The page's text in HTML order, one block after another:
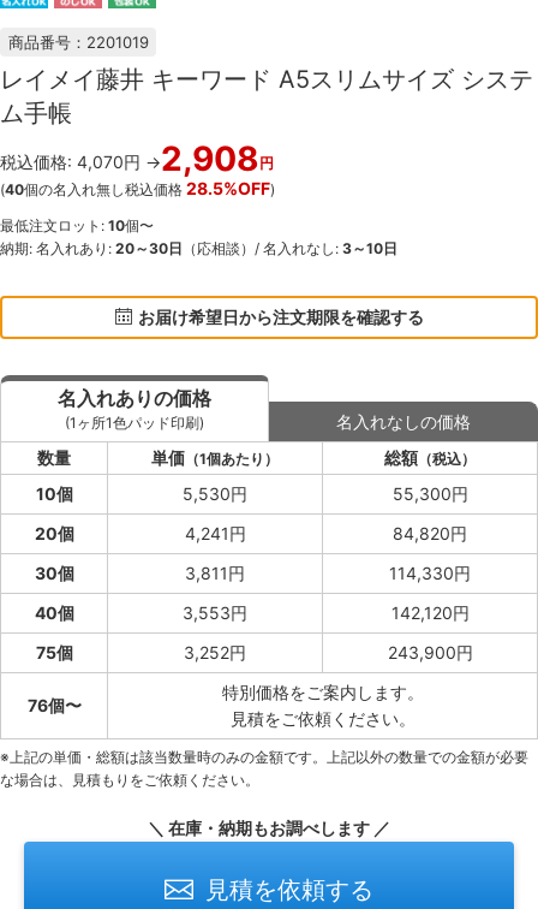
商品番号：2201019
レイメイ藤井 キーワード A5スリムサイズ システ
ム手帳
税込価格: 4,070円 →2,908円
(40個の名入れ無し税込価格 28.5%OFF)
最低注文ロット: 10個〜
納期: 名入れあり: 20～30日 （応相談）/ 名入れなし: 3～10日
お届け希望日から注文期限を確認する
名入れありの価格
(1ヶ所1色パッド印刷)
名入れなしの価格
数量
単価 （1個あたり） 総額 （税込）
10個 5,530円
55,300円
20個
4,241円
84,820円
30個
3,811円
114,330円
40個
3,553円
142,120円
75個
3,252円 243,900円
76個〜
特別価格をご案内します。
見積をご依頼ください。
※上記の単価・総額は該当数量時のみの金額です。上記以外の数量での金額が必要
な場合は、見積もりをご依頼ください。
＼ 在庫・納期もお調べします ／
見積を依頼する